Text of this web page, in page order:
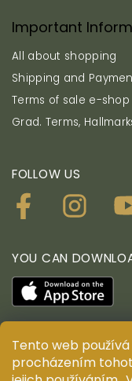
Tento web
procházením
Important
All about shopping
Shipping and
Terms of sale e-shop
Grad. Terms,
FOLLOW US
YOU CAN
© ANTIUM
duplication,